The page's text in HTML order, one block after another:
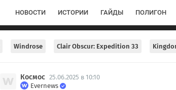
НОВОСТИ ИСТОРИИ ГАЙДЫ ПОЛИГОН
Windrose Clair Obscur: Expedition 33
Космос 25.06.2025 в 10:10
Evernews